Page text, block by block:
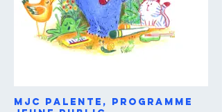
MJC Palente, programme